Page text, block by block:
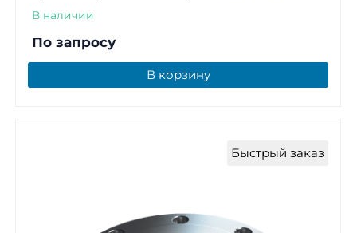
В наличии
По запросу
В корзину
Быстрый заказ